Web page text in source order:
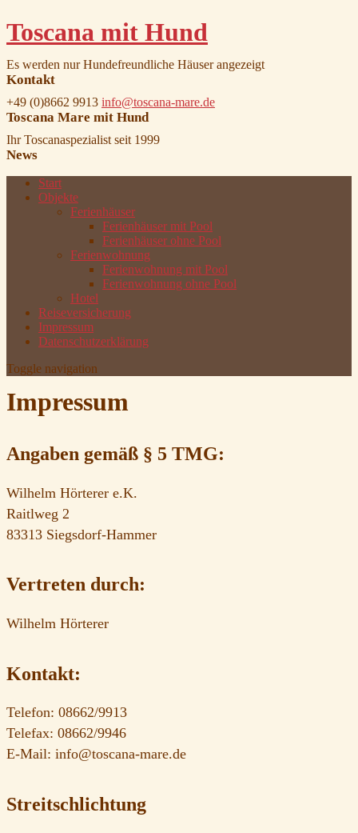
Toscana mit Hund
Es werden nur Hundefreundliche Häuser angezeigt
Kontakt
+49 (0)8662 9913 info@toscana-mare.de
Toscana Mare mit Hund
Ihr Toscanaspezialist seit 1999
News
Start
Objekte
Ferienhäuser
Ferienhäuser mit Pool
Ferienhäuser ohne Pool
Ferienwohnung
Ferienwohnung mit Pool
Ferienwohnung ohne Pool
Hotel
Reiseversicherung
Impressum
Datenschutzerklärung
Toggle navigation
Impressum
Angaben gemäß § 5 TMG:
Wilhelm Hörterer e.K.
Raitlweg 2
83313 Siegsdorf-Hammer
Vertreten durch:
Wilhelm Hörterer
Kontakt:
Telefon: 08662/9913
Telefax: 08662/9946
E-Mail: info@toscana-mare.de
Streitschlichtung